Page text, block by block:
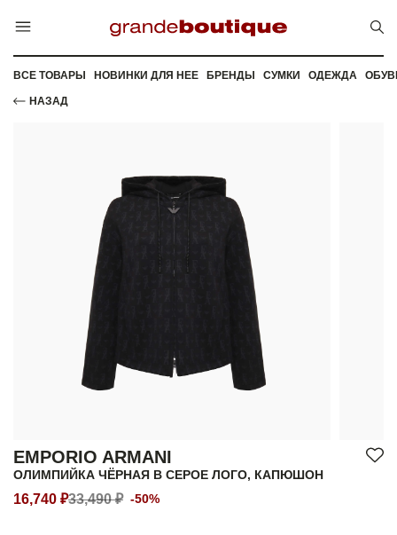
ВСЕ ТОВАРЫ НОВИНКИ ДЛЯ НЕЕ БРЕНДЫ СУМКИ ОДЕЖДА
НАЗАД
EMPORIO ARMANI
ОЛИМПИЙКА ЧЁРНАЯ В СЕРОЕ ЛОГО, КАПЮШОН
16,740 ₽33,490 ₽ -50%